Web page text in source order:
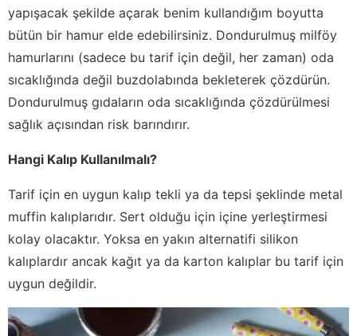
yapışacak şekilde açarak benim kullandığım boyutta
bütün bir hamur elde edebilirsiniz. Dondurulmuş milföy
hamurlarını (sadece bu tarif için değil, her zaman) oda
sıcaklığında değil buzdolabında bekleterek çözdürün.
Dondurulmuş gıdaların oda sıcaklığında çözdürülmesi
sağlık açısından risk barındırır.
Hangi Kalıp Kullanılmalı?
Tarif için en uygun kalıp tekli ya da tepsi şeklinde metal
muffin kalıplarıdır. Sert olduğu için içine yerleştirmesi
kolay olacaktır. Yoksa en yakın alternatifi silikon
kalıplardır ancak kağıt ya da karton kalıplar bu tarif için
uygun değildir.